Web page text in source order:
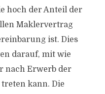
hoch der Anteil der
Maklervertrag
ist. Dies
darauf, mit wie
nach Erwerb der
kann. Die